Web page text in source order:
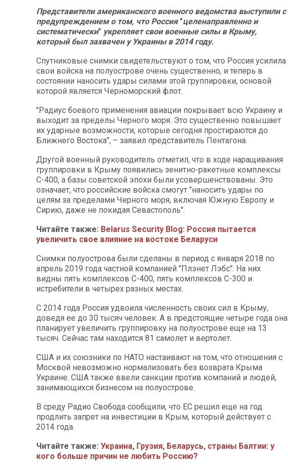
Представители американского военного ведомства выступили с
предупреждением о том, что Россия "целенаправленно и
систематически" укрепляет свои военные силы в Крыму,
который был захвачен у Украины в 2014 году.
Спутниковые снимки свидетельствуют о том, что Россия усилила
свои войска на полуострове очень существенно, и теперь в
состоянии наносить удары силами этой группировки, основой
которой является Черноморский флот.
"Радиус боевого применения авиации покрывает всю Украину и
выходит за пределы Черного моря. Это существенно повышает
их ударные возможности, которые сегодня простираются до
Ближнего Востока", – заявил представитель Пентагона.
Другой военный руководитель отметил, что в ходе наращивания
группировки в Крыму появились зенитно-ракетные комплексы
С-400, а базы советской эпохи были усовершенствованы. Это
означает, что российские войска смогут "наносить удары по
целям за пределами Черного моря, включая Южную Европу и
Сирию, даже не покидая Севастополь".
Читайте также: Belarus Security Blog: Россия пытается
увеличить свое влияние на востоке Беларуси
Снимки полуострова были сделаны в период с января 2018 по
апрель 2019 года частной компанией "Плэнет Лэбс". На них
видны пять комплексов С-400, пять комплексов С-300 и
истребители в четырех разных местах.
С 2014 года Россия удвоила численность своих сил в Крыму,
доведя ее до 30 тысяч человек. А в предстоящие четыре года она
планирует увеличить группировку на полуострове еще на 13
тысяч. Сейчас там находится 81 самолет и вертолет.
США и их союзники по НАТО настаивают на том, что отношения с
Москвой невозможно нормализовать без возврата Крыма
Украине. США также ввели санкции против компаний и людей,
занимающихся бизнесом на полуострове.
В среду Радио Свобода сообщили, что ЕС решил еще на год
продлить запрет на инвестиции в Крым, который действует с
2014 года.
Читайте также: Украина, Грузия, Беларусь, страны Балтии: у
кого больше причин не любить Россию?